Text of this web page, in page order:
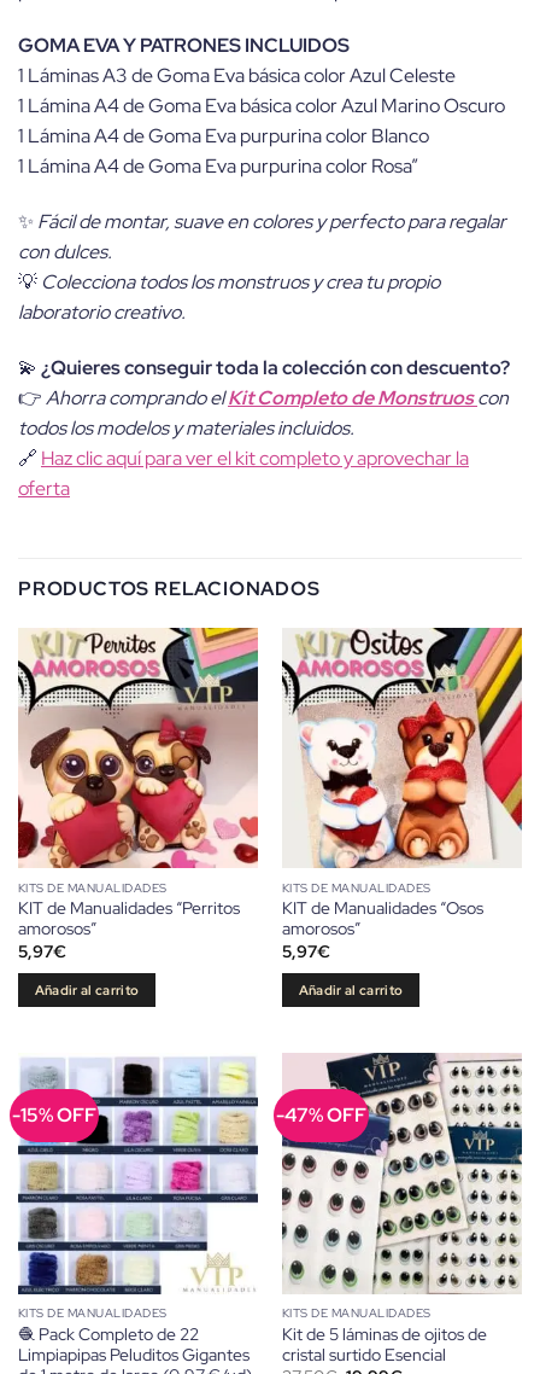
GOMA EVA Y PATRONES INCLUIDOS
1 Láminas A3 de Goma Eva básica color Azul Celeste
1 Lámina A4 de Goma Eva básica color Azul Marino Oscuro
1 Lámina A4 de Goma Eva purpurina color Blanco
1 Lámina A4 de Goma Eva purpurina color Rosa”
✨ Fácil de montar, suave en colores y perfecto para regalar
con dulces.
💡 Colecciona todos los monstruos y crea tu propio
laboratorio creativo.
💫 ¿Quieres conseguir toda la colección con descuento?
👉Ahorra comprando elKit Completo de Monstruoscon
todos los modelos y materiales incluidos.
🔗 Haz clic aquí para ver el kit completo y aprovechar la
oferta
PRODUCTOS RELACIONADOS
KITS DE MANUALIDADES
KIT de Manualidades “Perritos
amorosos”
5,97€
Añadir al carrito
KITS DE MANUALIDADES
KIT de Manualidades “Osos
amorosos”
5,97€
Añadir al carrito
-15% OFF
KITS DE MANUALIDADES
🧶 Pack Completo de 22
Limpiapipas Peluditos Gigantes
-47% OFF
KITS DE MANUALIDADES
Kit de 5 láminas de ojitos de
cristal surtido Esencial